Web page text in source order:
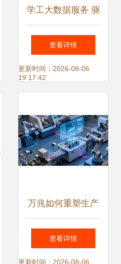
学工大数据服务 驱
动高校学生管理的
智能革命
查看详情
更新时间：2026-08-06
19:17:42
万兆如何重塑生产
探秘甘肃万兆工厂
查看详情
更新时间：2026-08-06